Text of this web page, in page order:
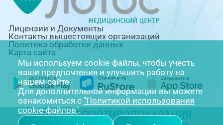
Лицензии и Документы
Контакты вышестоящих организаций
Политика обработки данных
Карта сайта
ИМЕЮТСЯ ПРОТИВОПОКАЗАНИЯ.
Мы используем cookie-файлы, чтобы учесть
ваши предпочтения и улучшить работу на
нашем сайте.
Для дополнительной информации вы можете
ознакомиться с "Политикой использования
cookie-файлов".